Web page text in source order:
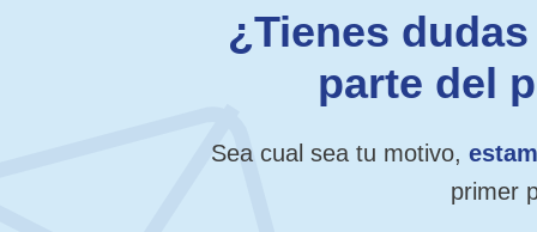
¿Tienes
parte del
Sea cual sea tu motivo,
primer